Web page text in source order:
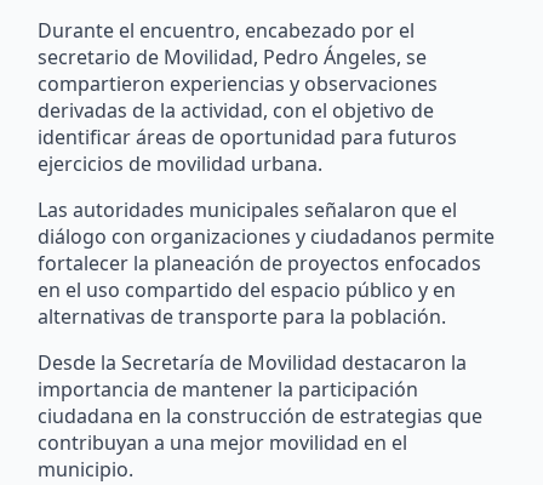
Durante el encuentro, encabezado por el
secretario de Movilidad, Pedro Ángeles, se
compartieron experiencias y observaciones
derivadas de la actividad, con el objetivo de
identificar áreas de oportunidad para futuros
ejercicios de movilidad urbana.
Las autoridades municipales señalaron que el
diálogo con organizaciones y ciudadanos permite
fortalecer la planeación de proyectos enfocados
en el uso compartido del espacio público y en
alternativas de transporte para la población.
Desde la Secretaría de Movilidad destacaron la
importancia de mantener la participación
ciudadana en la construcción de estrategias que
contribuyan a una mejor movilidad en el
municipio.